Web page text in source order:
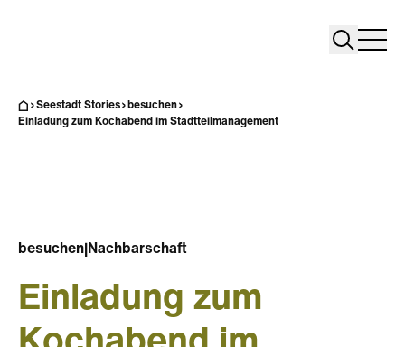
Search
Seestadt Stories
besuchen
Einladung zum Kochabend im Stadtteilmanagement
besuchen Nachbarschaft
Einladung zum